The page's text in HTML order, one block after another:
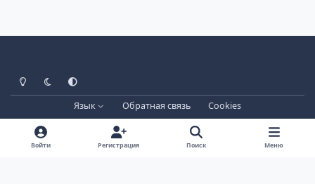
Светлый режим
Тёмный режим
Системные настройки
Язык Обратная связь
Cookies
Лицензия зарегистрирована на IPBSkins.ru
Powered by
Invision Community
Войти Регистрация Поиск Меню